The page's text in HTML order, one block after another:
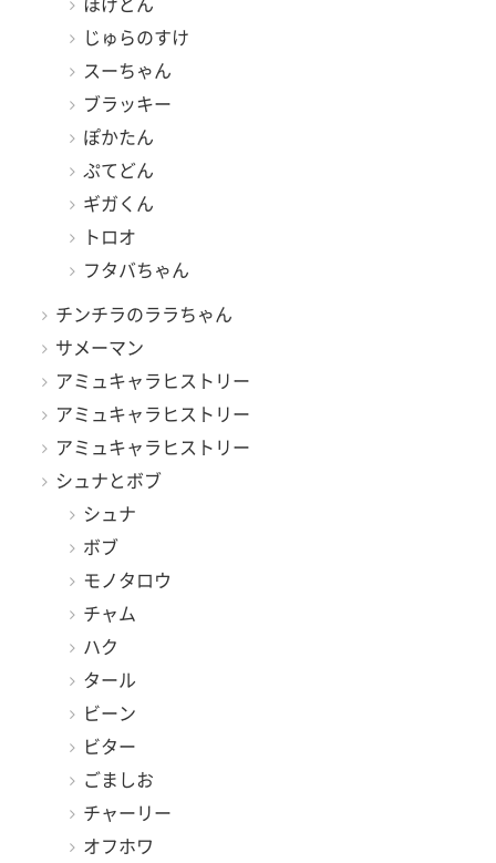
ほげどん
じゅらのすけ
スーちゃん
ブラッキー
ぽかたん
ぷてどん
ギガくん
トロオ
フタバちゃん
チンチラのララちゃん
サメーマン
アミュキャラヒストリー
アミュキャラヒストリー
アミュキャラヒストリー
シュナとボブ
シュナ
ボブ
モノタロウ
チャム
ハク
タール
ビーン
ビター
ごましお
チャーリー
オフホワ